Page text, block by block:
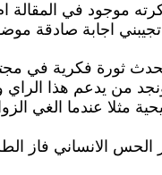
موجود في المقالة
تجيبني اجابة صادقة
تحدث ثورة فكرية في
من يدعم هذا الراي
مثلا عندما الغي
الحس الانساني فاز